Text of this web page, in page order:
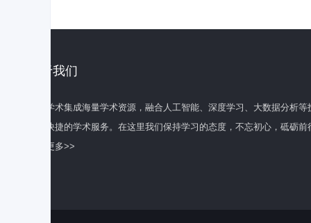
关于我们
百度学术集成海量学术资源，融合人工智能、深度学习、大数据分析
全面快捷的学术服务。在这里我们保持学习的态度，不忘初心，砥砺前
了解更多>>